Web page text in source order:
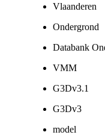
Vlaanderen
Ondergrond
Databank
VMM
G3Dv3.1
G3Dv3
model